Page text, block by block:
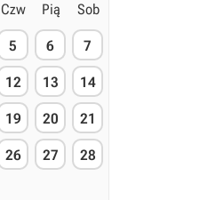
Czw Pią Sob
5 6 7
12 13 14
19 20 21
26 27 28